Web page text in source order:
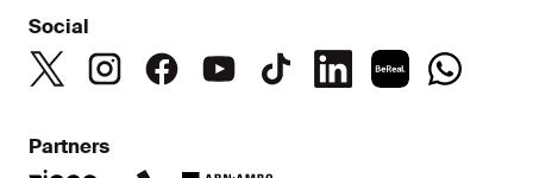
Social
Partners